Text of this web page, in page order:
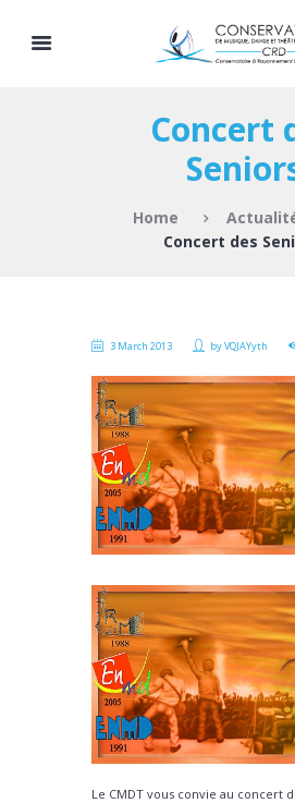
Concert
Home
Concert des
3 March 2013 byVQJAYyth
Le CMDT vous convie au concert